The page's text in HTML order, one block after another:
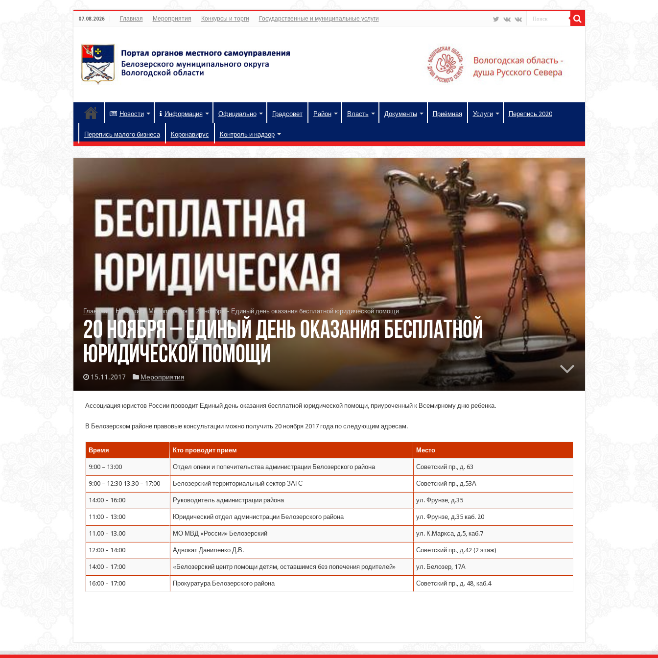
07.08.2026 Главная Мероприятия Конкурсы и торги Государственные и муниципальные услуги
Новости Информация Официально Градсовет Район Власть Документы Приёмная Услуги Перепись 2020
Перепись малого бизнеса Коронавирус Контроль и надзор
Главная / Новости / Мероприятия / 20 ноября – Единый день оказания бесплатной юридической помощи
20 ноября – Единый день оказания бесплатной
юридической помощи
15.11.2017 Мероприятия
Ассоциация юристов России проводит Единый день оказания бесплатной юридической помощи, приуроченный к Всемирному дню ребенка.
В Белозерском районе правовые консультации можно получить 20 ноября 2017 года по следующим адресам.
Время Кто проводит прием Место
9:00 – 13:00 Отдел опеки и попечительства администрации Белозерского района Советский пр., д. 63
9:00 – 12:30 13.30 – 17:00 Белозерский территориальный сектор ЗАГС Советский пр., д.53А
14:00 – 16:00 Руководитель администрации района ул. Фрунзе, д.35
11:00 – 13:00 Юридический отдел администрации Белозерского района ул. Фрунзе, д.35 каб. 20
11.00 – 13.00 МО МВД «России» Белозерский ул. К.Маркса, д.5, каб.7
12:00 – 14:00 Адвокат Даниленко Д.В. Советский пр., д.42 (2 этаж)
14:00 – 17:00 «Белозерский центр помощи детям, оставшимся без попечения родителей» ул. Белозер, 17А
16:00 – 17:00 Прокуратура Белозерского района Советский пр., д. 48, каб.4